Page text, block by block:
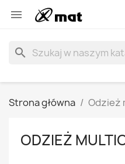

search
Strona główna Odzież
ODZIEŻ